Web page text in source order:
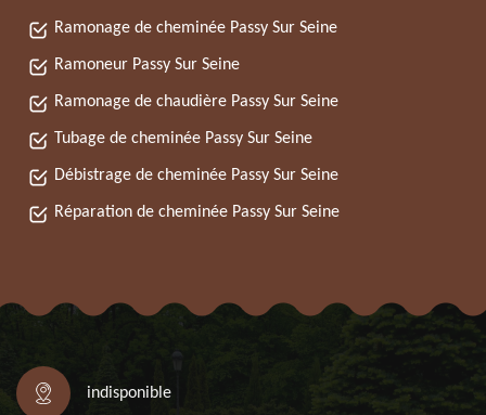
Ramonage de cheminée Passy Sur Seine
Ramoneur Passy Sur Seine
Ramonage de chaudière Passy Sur Seine
Tubage de cheminée Passy Sur Seine
Débistrage de cheminée Passy Sur Seine
Réparation de cheminée Passy Sur Seine
indisponible